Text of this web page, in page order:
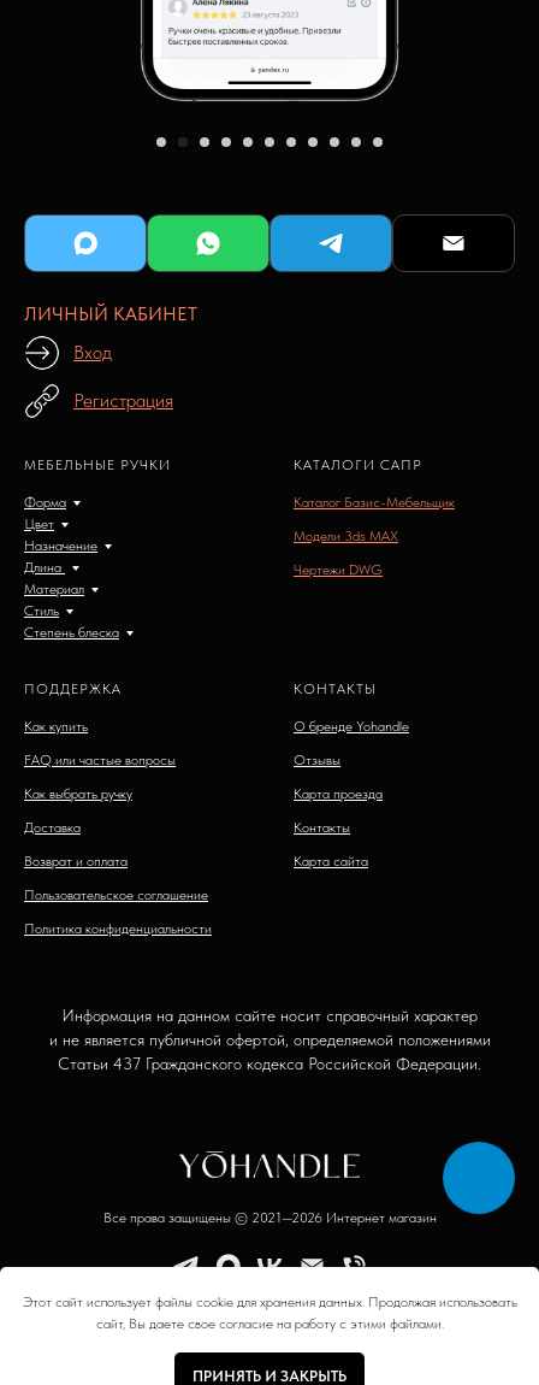
ЛИЧНЫЙ КАБИНЕТ
Вход
Регистрация
МЕБЕЛЬНЫЕ РУЧКИ
Форма
Цвет
Назначение
Длина
Материал
Стиль
Степень блеска
КАТАЛОГИ САПР
Каталог Базис-Мебельщик
Модели 3ds MAX
Чертежи DWG
ПОДДЕРЖКА
Как купить
FAQ или частые вопросы
Как выбрать ручку
Доставка
Возврат и оплата
Пользовательское соглашение
Политика конфиденциальности
КОНТАКТЫ
О бренде Yohandle
Отзывы
Карта проезда
Контакты
Карта сайта
Информация на данном сайте носит справочный характер
и не является публичной офертой, определяемой положениями
Статьи 437 Гражданского кодекса Российской Федерации.
Все права защищены © 2021—2026 Интернет магазин
Этот сайт использует файлы cookie для хранения данных. Продолжая использовать
сайт, Вы даете свое согласие на работу с этими файлами.
ПРИНЯТЬ И ЗАКРЫТЬ